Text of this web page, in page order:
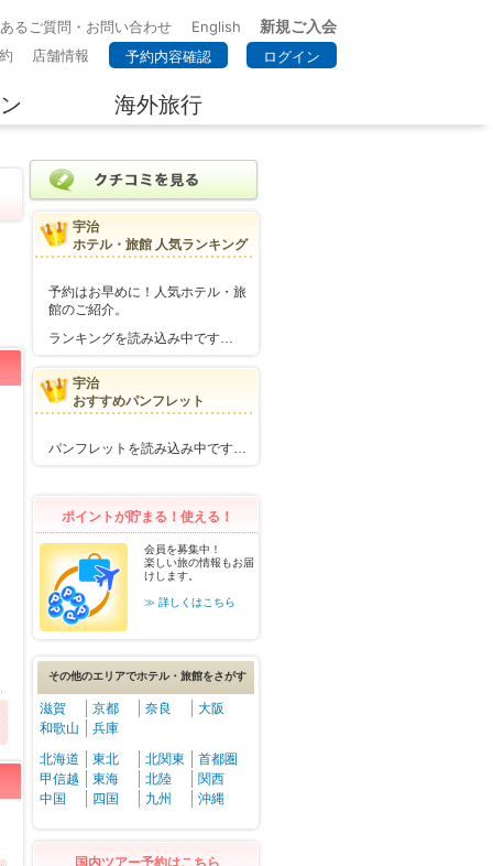
るご質問・お問い合わせ English 新規ご入会
店舗情報 予約内容確認 ログイン
海外旅行
宇治
ホテル・旅館 人気ランキング
予約はお早めに！人気ホテル・旅
館のご紹介。
ランキングを読み込み中です…
宇治
おすすめパンフレット
パンフレットを読み込み中です…
ポイントが貯まる！使える！
会員を募集中！
楽しい旅の情報もお届
けします。
≫ 詳しくはこちら
その他のエリアでホテル・旅館をさがす
滋賀 京都 奈良
大阪
和歌山
兵庫
北海道
東北 北関東
首都圏
甲信越
東海 北陸
関西
中国
四国 九州 沖縄
国内ツアー予約はこちら